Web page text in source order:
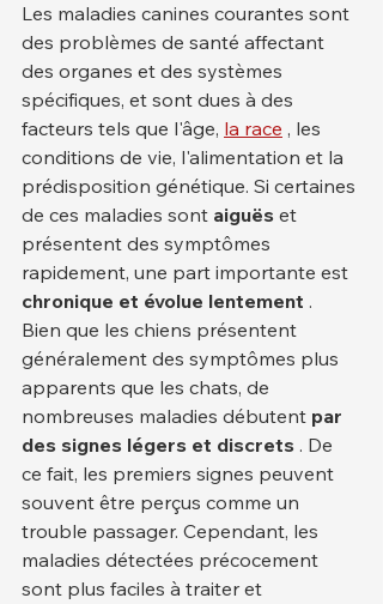
Les maladies canines courantes sont
des problèmes de santé affectant
des organes et des systèmes
spécifiques, et sont dues à des
facteurs tels que l'âge, la race , les
conditions de vie, l'alimentation et la
prédisposition génétique. Si certaines
de ces maladies sont aiguës et
présentent des symptômes
rapidement, une part importante est
chronique et évolue lentement .
Bien que les chiens présentent
généralement des symptômes plus
apparents que les chats, de
nombreuses maladies débutent par
des signes légers et discrets . De
ce fait, les premiers signes peuvent
souvent être perçus comme un
trouble passager. Cependant, les
maladies détectées précocement
sont plus faciles à traiter et